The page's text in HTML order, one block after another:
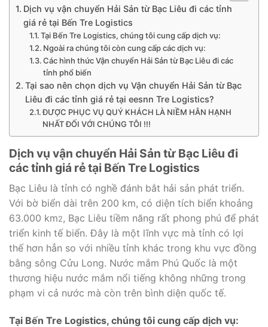
Dịch vụ vận chuyển Hải Sản từ Bạc Liêu đi các tỉnh
giá rẻ tại Bến Tre Logistics
Tại Bến Tre Logistics, chúng tôi cung cấp dịch vụ:
Ngoài ra chúng tôi còn cung cấp các dịch vụ:
Các hình thức Vận chuyển Hải Sản từ Bạc Liêu đi các
tỉnh phổ biến
Tại sao nên chọn dịch vụ Vận chuyển Hải Sản từ Bạc
Liêu đi các tỉnh giá rẻ tại eesnn Tre Logistics?
ĐƯỢC PHỤC VỤ QUÝ KHÁCH LÀ NIỀM HÂN HẠNH
NHẤT ĐỐI VỚI CHÚNG TÔI !!!
Dịch vụ vận chuyển Hải Sản từ Bạc Liêu đi
các tỉnh giá rẻ tại Bến Tre Logistics
Bạc Liêu là tỉnh có nghề đánh bắt hải sản phát triển.
Với bờ biển dài trên 200 km, có diện tích biển khoảng
63.000 km2 , Bạc Liêu tiềm năng rất phong phú để phát
triển kinh tế biển. Đây là một lĩnh vực mà tỉnh có lợi
thế hơn hẳn so với nhiều tỉnh khác trong khu vực đồng
bằng sông Cửu Long. Nước mắm Phú Quốc là một
thương hiệu nước mắm nổi tiếng không những trong
phạm vi cả nước mà còn trên bình diện quốc tế.
Tại Bến Tre Logistics, chúng tôi cung cấp dịch vụ: